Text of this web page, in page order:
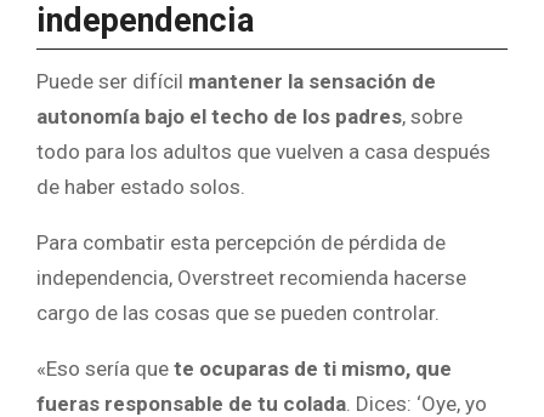
independencia
Puede ser difícil mantener la sensación de
autonomía bajo el techo de los padres, sobre
todo para los adultos que vuelven a casa después
de haber estado solos.
Para combatir esta percepción de pérdida de
independencia, Overstreet recomienda hacerse
cargo de las cosas que se pueden controlar.
«Eso sería que te ocuparas de ti mismo, que
fueras responsable de tu colada . Dices: ‘Oye, yo